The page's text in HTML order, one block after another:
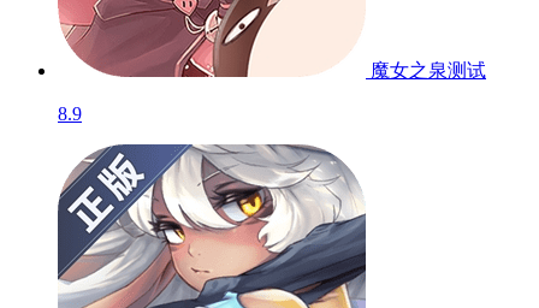
魔女之泉测试
8.9